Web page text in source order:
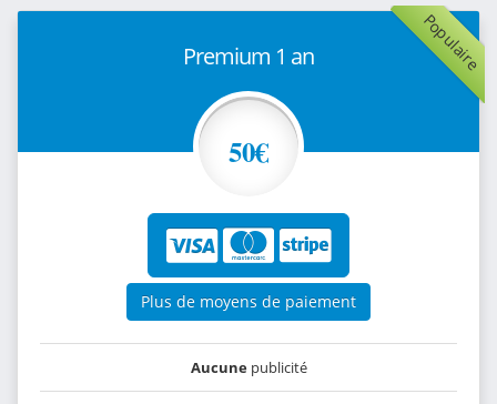
Populaire
Premium 1 an
50€
Plus de moyens de paiement
Aucunepublicité